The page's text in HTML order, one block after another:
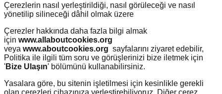
Çerezlerin nasıl yerleştirildiği, nasıl görüleceği ve nasıl
yönetilip silineceği dâhil olmak üzere
Çerezler hakkında daha fazla bilgi almak
için www.allaboutcookies.org
veya www.aboutcookies.org sayfalarını ziyaret edebilir,
Politika ile ilgili tüm soru ve görüşlerinizi bize iletmek için
'Bize Ulaşın' bölümünü kullanabilirsiniz.
Yasalara göre, bu sitenin işletilmesi için kesinlikle gerekli
olan çerezleri cihazınıza yerleştirebiliyoruz. Diğer çerez